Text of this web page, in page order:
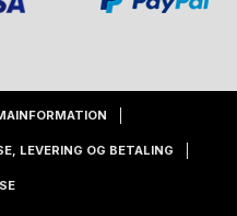
LEVERING OG BETALING